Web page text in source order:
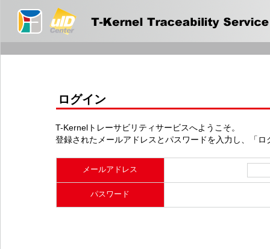
ログイン
T-Kernelトレーサビリティサービスへようこそ。
登録されたメールアドレスとパスワードを入力し、「
メールアドレス
パスワード